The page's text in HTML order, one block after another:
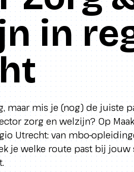
in
maar mis je (nog) de juiste
zorg en welzijn? Op
Utrecht: van mbo-
je welke route past bij